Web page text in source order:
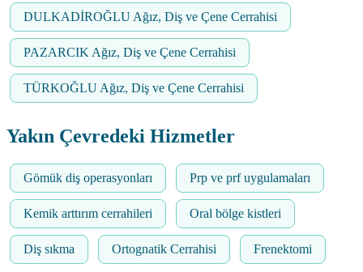
DULKADİROĞLU Ağız, Diş ve Çene Cerrahisi
PAZARCIK Ağız, Diş ve Çene Cerrahisi
TÜRKOĞLU Ağız, Diş ve Çene Cerrahisi
Yakın Çevredeki Hizmetler
Gömük diş operasyonları Prp ve prf uygulamaları
Kemik arttırım cerrahileri Oral bölge kistleri
Diş sıkma Ortognatik Cerrahisi Frenektomi